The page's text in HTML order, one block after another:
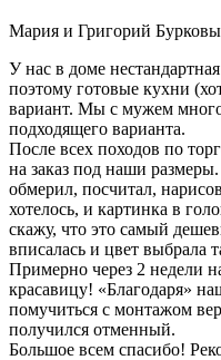
Мария и Григорий Бурковы
У нас в доме
поэтому готовые кухни
вариант. Мы с мужем
подходящего варианта.
После всех походов по
на заказ под наши
обмерил, посчитал,
хотелось, и картинка в
скажу, что это самый
вписалась и цвет выбрала
Примерно через 2 недели
красавицу! «Благодаря»
помучиться с монтажом
получился отменный.
Большое всем спасибо!